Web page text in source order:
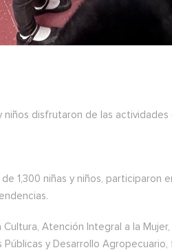
niños disfrutaron de las
de 1,300 niñas y niños,
Atención Integral a la Mujer,
Públicas y Desarrollo